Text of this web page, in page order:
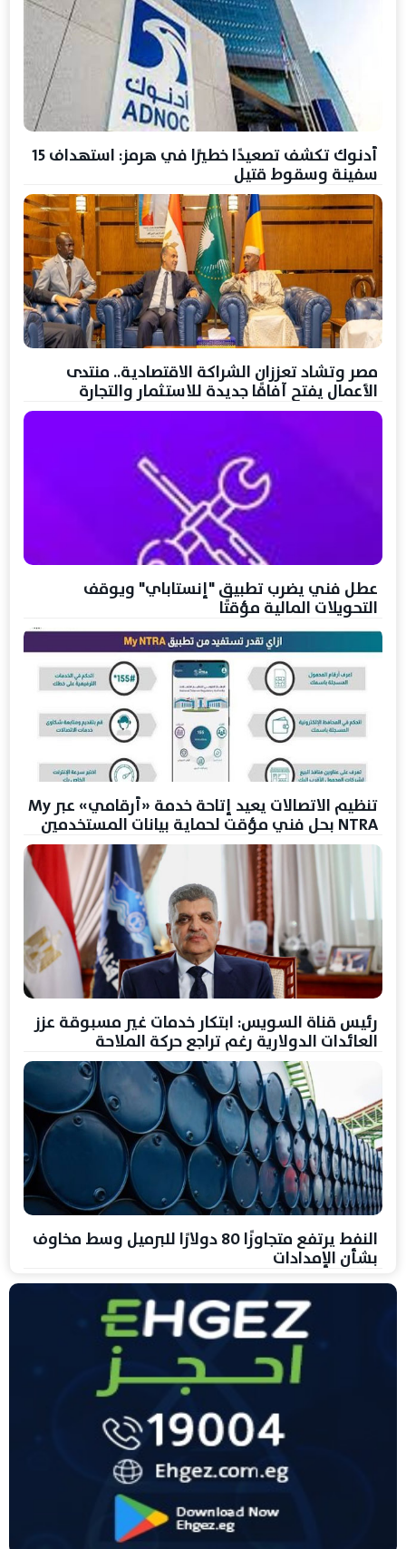
أدنوك تكشف تصعيدًا خطيرًا في هرمز: استهداف 15
سفينة وسقوط قتيل
مصر وتشاد تعززان الشراكة الاقتصادية.. منتدى
الأعمال يفتح آفاقًا جديدة للاستثمار والتجارة
عطل فني يضرب تطبيق "إنستاباي" ويوقف
التحويلات المالية مؤقتًا
تنظيم الاتصالات يعيد إتاحة خدمة «أرقامي» عبر My
NTRA بحل فني مؤقت لحماية بيانات المستخدمين
رئيس قناة السويس: ابتكار خدمات غير مسبوقة عزز
العائدات الدولارية رغم تراجع حركة الملاحة
النفط يرتفع متجاوزًا 80 دولارًا للبرميل وسط مخاوف
بشأن الإمدادات